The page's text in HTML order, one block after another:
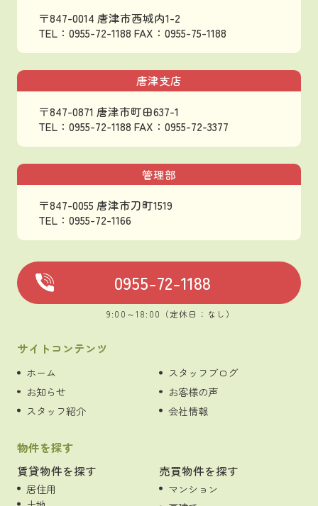
〒847-0014 唐津市西城内1-2
TEL：0955-72-1188 FAX：0955-75-1188
唐津支店
〒847-0871 唐津市町田637-1
TEL：0955-72-1188 FAX：0955-72-3377
管理部
〒847-0055 唐津市刀町1519
TEL：0955-72-1166
0955-72-1188
9:00～18:00（定休日：なし）
サイトコンテンツ
ホーム
お知らせ
スタッフ紹介
スタッフブログ
お客様の声
会社情報
物件を探す
賃貸物件を探す
居住用
売買物件を探す
マンション